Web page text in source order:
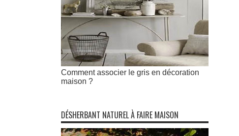
Comment associer le gris en décoration
maison ?
DÉSHERBANT NATUREL À FAIRE MAISON